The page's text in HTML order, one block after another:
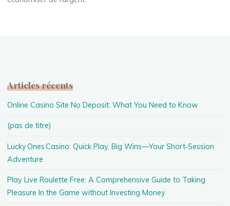
Articles récents
Online Casino Site No Deposit: What You Need to Know
(pas de titre)
Lucky Ones Casino: Quick Play, Big Wins—Your Short‑Session
Adventure
Play Live Roulette Free: A Comprehensive Guide to Taking
Pleasure In the Game without Investing Money